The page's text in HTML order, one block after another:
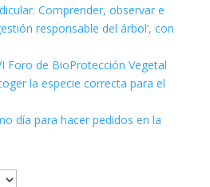
Comprender, observar e
responsable del árbol’, con
Foro de BioProtección Vegetal
la especie correcta para el
día para hacer pedidos en la